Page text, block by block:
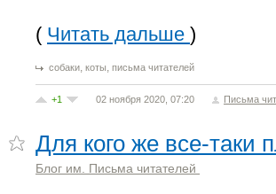
( Читать дальше )
собаки, коты, письма читателей
+1 02 ноября 2020, 07:20 Письма
Для кого же все-таки
Блог им. Письма читателей